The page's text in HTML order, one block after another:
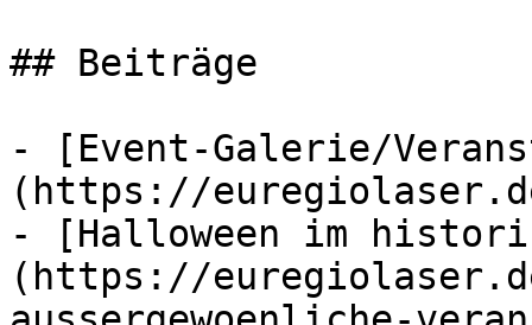
## Beiträge
- [Event-Galerie/
(https://
- [Halloween im
(https://